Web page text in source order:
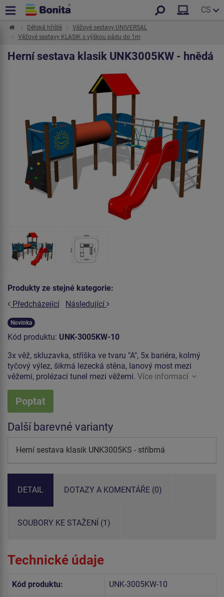
CS
Dětská hřiště
Věžové sestavy UNIVERSAL
Věžové sestavy KLASIK s výškou pádu do 1m
Herní sestava klasik UNK3005KW - hnědá
Produkty ze stejné kategorie:
Předcházející
Následující
Novinka
Kód produktu: UNK-3005KW-10
3x věž, skluzavka, stříška ve tvaru "A", 5x bariéra, kolmý
tyčový výlez, šikmá lezecká stěna, lanový most mezi
věžemi, prolézací tunel mezi věžemi. Více informací
Poptat
Další barevné varianty
Herní sestava klasik UNK3005KS - stříbrná
DETAIL DOTAZY A KOMENTÁŘE (0)
SOUBORY KE STAŽENÍ (1)
Technické údaje
Kód produktu: UNK-3005KW-10